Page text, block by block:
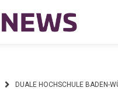
DUALE HOCHSCHULE BADEN-